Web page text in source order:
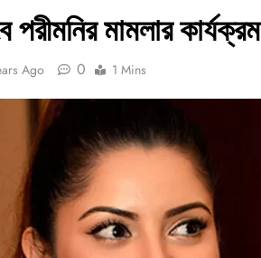
মামলার কার্যক্রম
Ago 0 1 Mins